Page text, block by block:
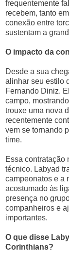
frequentemente
recebem, tanto
conexão entre
sustentam a
O impacto da
Desde a sua
alinhar seu estilo
Fernando Diniz.
campo,
trouxe uma nova
recentemente
vem se tornando
time.
Essa contratação
técnico. Labyad
campeonatos e a
acostumado às
presença no
companheiros e
importantes.
O que disse
Corinthians?